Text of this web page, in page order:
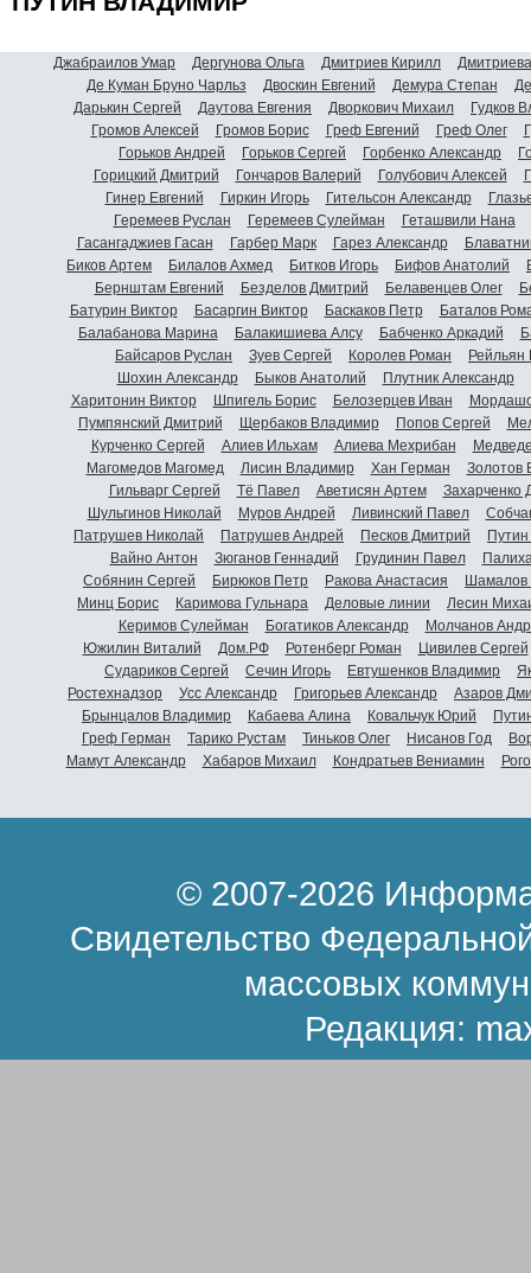
Джабраилов Умар Дергунова Ольга Дмитриев Кирилл
Де Куман Бруно Чарльз
Двоскин Евгений Демура Степан
Дарькин Сергей
Даутова Евгения Дворкович Михаил
Гудков
Громов Алексей
Громов Борис Греф Евгений Греф Олег
Горьков Андрей
Горьков Сергей Горбенко Александр
Горицкий Дмитрий
Гончаров Валерий Голубович Алексей
Гинер Евгений
Гиркин Игорь Гительсон Александр
Геремеев Руслан
Геремеев Сулейман
Геташвили Нана
Гасангаджиев Гасан
Гарбер Марк Гарез Александр
Биков Артем
Билалов Ахмед Битков Игорь Бифов Анатолий
Бернштам Евгений
Безделов Дмитрий Белавенцев Олег
Батурин Виктор
Басаргин Виктор Баскаков Петр
Баталов
Балабанова Марина
Балакишиева Алсу Бабченко Аркадий
Байсаров Руслан
Зуев Сергей Королев Роман
Шохин Александр
Быков Анатолий Плутник Александр
Харитонин Виктор
Шпигель Борис Белозерцев Иван
Пумпянский Дмитрий
Щербаков Владимир Попов Сергей
Курченко Сергей
Алиев Ильхам Алиева Мехрибан
Магомедов Магомед
Лисин Владимир Хан Герман
Золотов
Гильварг Сергей
Тё Павел Аветисян Артем
Захарченко
Шульгинов Николай
Муров Андрей Ливинский Павел
Патрушев Николай
Патрушев Андрей Песков Дмитрий
Вайно Антон
Зюганов Геннадий Грудинин Павел
Собянин Сергей
Бирюков Петр Ракова Анастасия
Шамалов
Минц Борис
Каримова Гульнара Деловые линии
Лесин
Керимов Сулейман
Богатиков Александр
Молчанов
Южилин Виталий
Дом.РФ Ротенберг Роман
Цивилев Сергей
Судариков Сергей
Сечин Игорь Евтушенков Владимир
Ростехнадзор
Усс Александр Григорьев Александр
Азаров
Брынцалов Владимир
Кабаева Алина Ковальчук Юрий
Греф Герман
Тарико Рустам Тиньков Олег Нисанов Год
Мамут Александр
Хабаров Михаил Кондратьев Вениамин
© 2007-2026
Свидетельство
массовых
Редакция: